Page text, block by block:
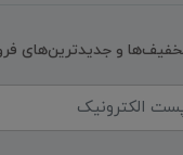
و جدیدترین‌های